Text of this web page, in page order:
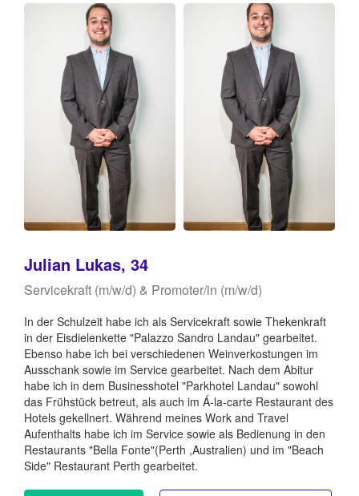
Julian Lukas, 34
Servicekraft (m/w/d) & Promoter/in (m/w/d)
In der Schulzeit habe ich als Servicekraft sowie Thekenkraft
in der Eisdielenkette "Palazzo Sandro Landau" gearbeitet.
Ebenso habe ich bei verschiedenen Weinverkostungen im
Ausschank sowie im Service gearbeitet. Nach dem Abitur
habe ich in dem Businesshotel "Parkhotel Landau" sowohl
das Frühstück betreut, als auch im Á-la-carte Restaurant des
Hotels gekellnert. Während meines Work and Travel
Aufenthalts habe ich im Service sowie als Bedienung in den
Restaurants "Bella Fonte"(Perth ,Australien) und im "Beach
Side" Restaurant Perth gearbeitet.